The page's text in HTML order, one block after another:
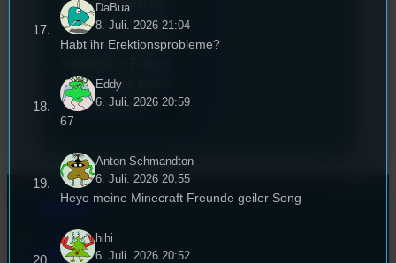
hat sich für uns Zeit
genommen um die
rund um das Event
zu beantworten.
Kontakt
FAQ
DaBua
8. Juli. 2026 21:04
Habt ihr Erektionsprobleme?
Eddy
6. Juli. 2026 20:59
67
Anton Schmandton
6. Juli. 2026 20:55
Heyo meine Minecraft Freunde geiler Song
hihi
6. Juli. 2026 20:52